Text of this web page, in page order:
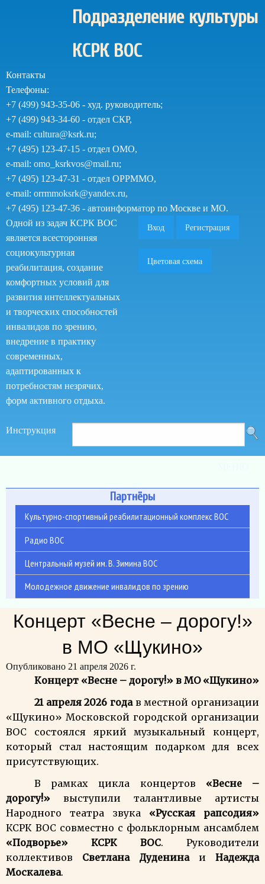
Подразделение культуры
КСРК ВОС
Контакты
Телефоны:
+7 (499) 943-35-06 - худ. руководитель;
+7 (499) 943-34-60 - отдел СКР,
e-mail: cultura@ksrk.ru;
+7 (495) 123-47-15 - отдел ОМО,
e-mail: omo_ksrkvos@mail.ru;
+7 (495) 123-47-31 - отдел ОРРММО,
e-mail: orrmmoksrk@yandex.ru,
+7 (495) 123-47-36 - автоинформатор по Москве и МО.
Одной из задач КСРК ВОС
является всесторонняя
социокультурная
реабилитация, создание
комфортных условий для
развития интеллектуальных
и творческих способностей
инвалидов по зрению,
внедрение в практику
современных,
адаптированных к
потребностям незрячих,
форм активного отдыха.
Вход Регистрация
Цветовая схема
Как
Инструкция
по
Партнёры
Культурно-спортивный реабилитационный комплекс ВОС
Радио ВОС
Центральный музей им. В. Зимина ВОС
Молодежное движение инвалидов по зрению
Концерт «Весне – дорогу!»
в МО «Щукино»
Опубликовано 21 апреля 2026 г.
Концерт «Весне – дорогу!» в МО «Щукино»
21 апреля 2026 годав местной организации
«Щукино» Московской городской организации
ВОС состоялся яркий музыкальный концерт,
который стал настоящим подарком для всех
присутствующих.
В рамках цикла концертов «Весне –
дорогу!» выступили талантливые артисты
Народного театра звука «Русская рапсодия»
КСРК ВОС совместно с фольклорным ансамблем
«Подворье» КСРК ВОС. Руководители
коллективов Светлана Дуденинаи Надежда
Москалева.